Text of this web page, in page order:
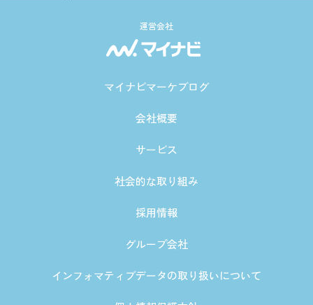
運営会社
マイナビマーケブログ
会社概要
サービス
社会的な取り組み
採用情報
グループ会社
インフォマティブデータの取り扱いについて